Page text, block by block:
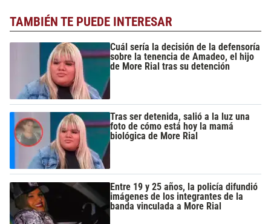
TAMBIÉN TE PUEDE INTERESAR
Cuál sería la decisión de la defensoría
sobre la tenencia de Amadeo, el hijo
de More Rial tras su detención
Tras ser detenida, salió a la luz una
foto de cómo está hoy la mamá
biológica de More Rial
Entre 19 y 25 años, la policía difundió
imágenes de los integrantes de la
banda vinculada a More Rial